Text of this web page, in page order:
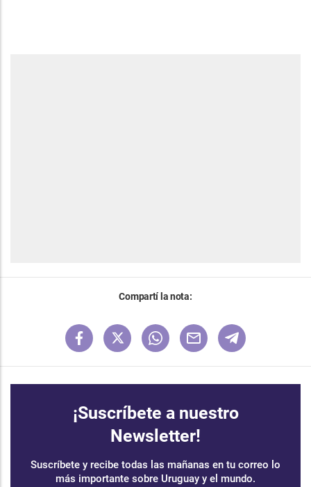
Compartí la nota:
¡Suscríbete a nuestro
Newsletter!
Suscríbete y recibe todas las mañanas en tu correo lo
más importante sobre Uruguay y el mundo.